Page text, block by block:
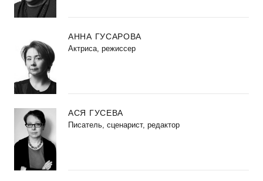
АННА ГУСАРОВА
Актриса, режиссер
АСЯ ГУСЕВА
Писатель, сценарист, редактор